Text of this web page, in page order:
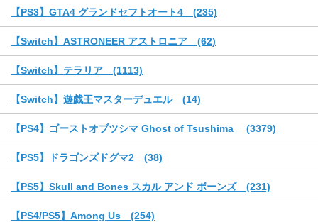
【PS3】GTA4 グランドセフトオート4 (235)
【Switch】ASTRONEER アストロニア (62)
【Switch】テラリア (1113)
【Switch】遊戯王マスターデュエル (14)
【PS4】ゴーストオブツシマ Ghost of Tsushima (3379)
【PS5】ドラゴンズドグマ2 (38)
【PS5】Skull and Bones スカル アンド ボーンズ (231)
【PS4/PS5】Among Us (254)